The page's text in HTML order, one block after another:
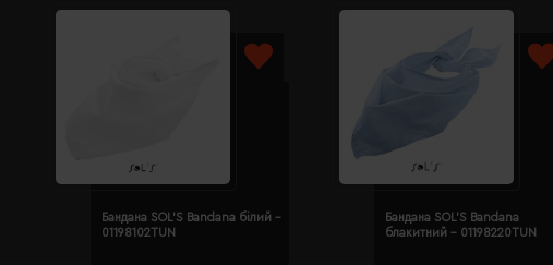
Бандана SOL'S Bandana білий -
01198102TUN
Бандана SOL'S Bandana
блакитний - 01198220TUN